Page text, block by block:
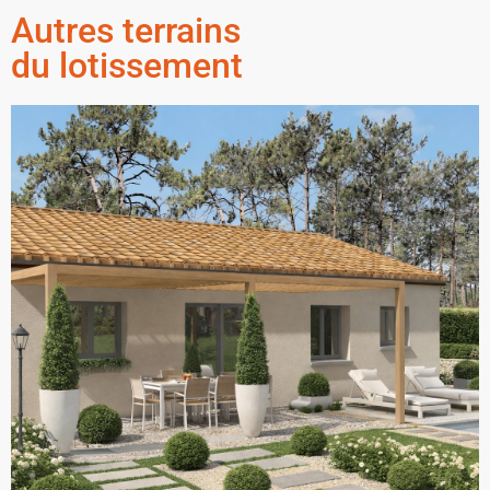
Autres terrains
du lotissement